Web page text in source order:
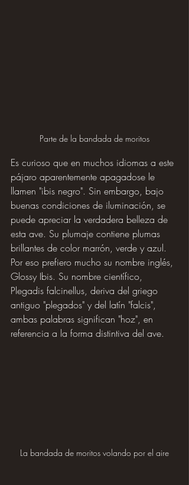
Parte de la bandada de moritos
Es curioso que en muchos idiomas a este
pájaro aparentemente apagadose le
llamen "ibis negro". Sin embargo, bajo
buenas condiciones de iluminación, se
puede apreciar la verdadera belleza de
esta ave. Su plumaje contiene plumas
brillantes de color marrón, verde y azul.
Por eso prefiero mucho su nombre inglés,
Glossy Ibis. Su nombre científico,
Plegadis falcinellus, deriva del griego
antiguo "plegados" y del latín "falcis",
ambas palabras significan "hoz", en
referencia a la forma distintiva del ave.
La bandada de moritos volando por el aire